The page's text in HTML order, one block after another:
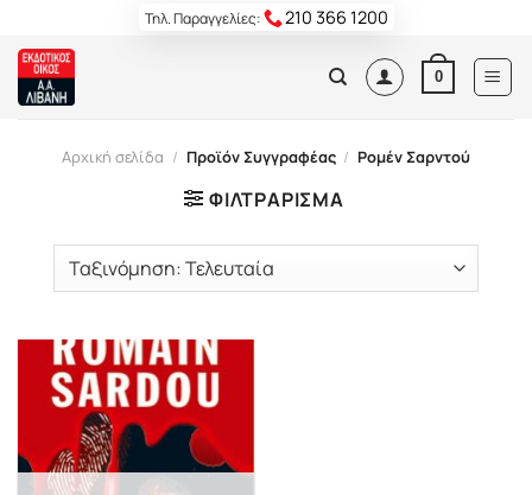
content
Τηλ. Παραγγελίες: 210 366 1200
0
Αρχική σελίδα / Προϊόν Συγγραφέας / Pομέν Σαρντού
ΦΙΛΤΡΆΡΙΣΜΑ